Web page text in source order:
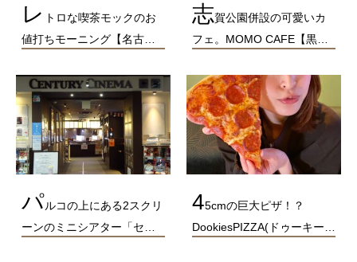
レ トロな喫茶モックのお
値打ちモーニング【名古…
志賀公園併設の可愛いカ
フェ。MOMO CAFE【黒…
パルコの上にある2スクリ
ーンのミニシアター「セ…
45cmの巨大ピザ！？
DookiesPIZZA(ドゥーキー…